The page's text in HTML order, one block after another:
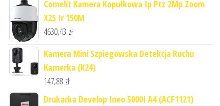
Comelit Kamera Kopułkowa Ip Ptz 2Mp Zoom
X25 Ir 150M
4630,43 zł
Kamera Mini Szpiegowska Detekcja Ruchu
Kamerka (K24)
147,88 zł
Drukarka Develop Ineo 5000I A4 (ACF1121)